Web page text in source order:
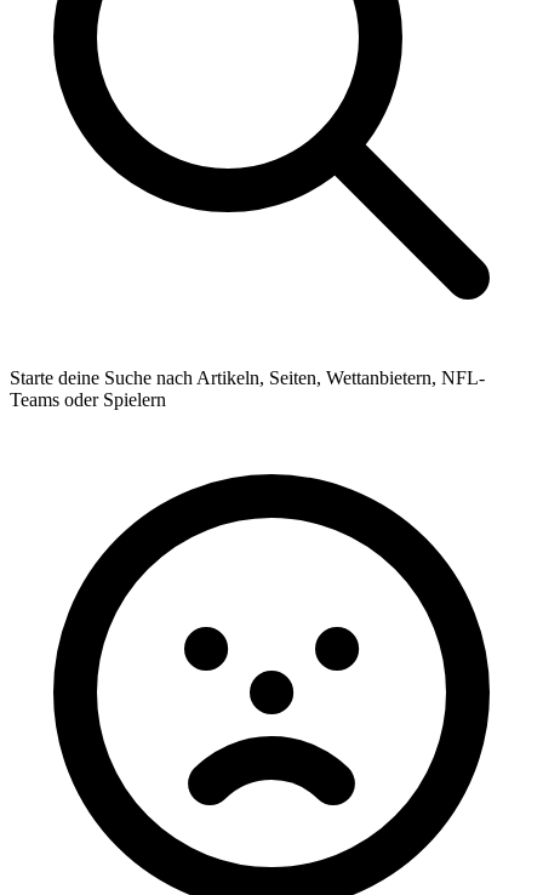
Starte deine Suche nach Artikeln, Seiten, Wettanbietern, NFL-
Teams oder Spielern